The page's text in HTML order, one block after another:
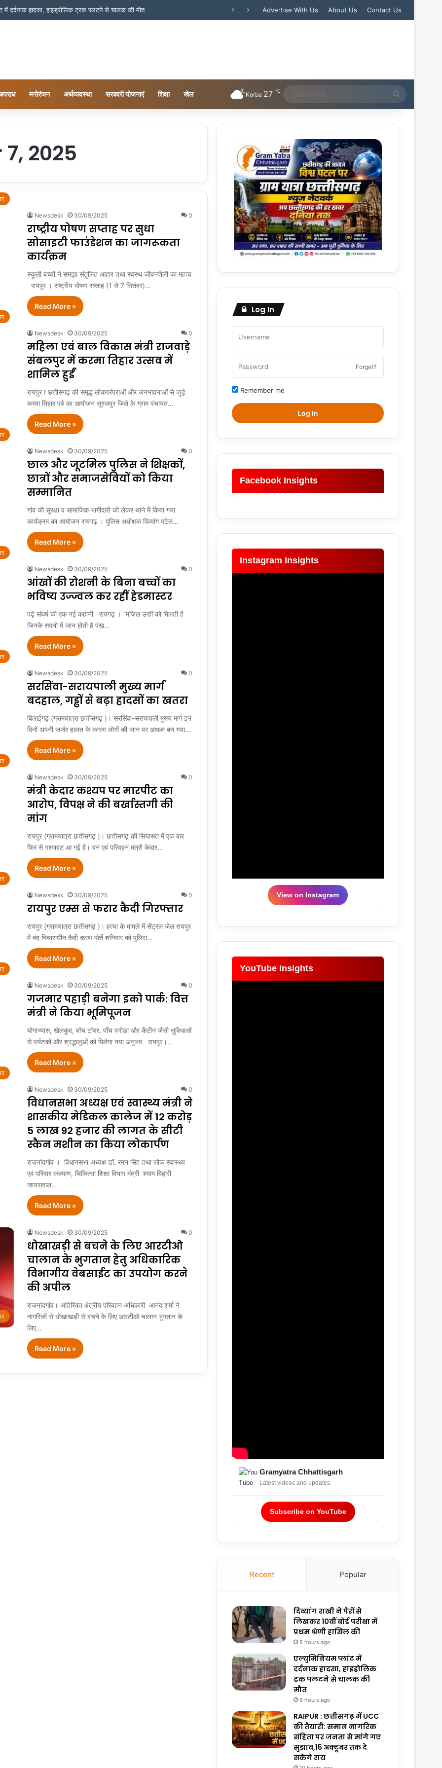
में दर्दनाक हादसा, हाइड्रोलिक ट्रक पलटने से चालक की मौत Advertise With Us About Us Contact Us
मनोरंजन अर्थव्यवस्था सरकारी योजनाएं शिक्षा खेल Korba 27 ℃
for
2025
Newsdesk 30/09/2025 0
राष्ट्रीय पोषण सप्ताह पर सुधा
सोसाइटी फाउंडेशन का जागरूकता
कार्यक्रम
स्कूली बच्चों ने समझा संतुलित आहार तथा स्वस्थ जीवनशैली का महत्व
रायपुर । राष्ट्रीय पोषण सप्ताह (1 से 7 सितंबर)…
Read More »
Newsdesk 30/09/2025 0
महिला एवं बाल विकास मंत्री राजवाड़े
संबलपुर में करमा तिहार उत्सव में
शामिल हुईं
रायपुर I छत्तीसगढ़ की समृद्ध लोकपरंपराओं और जनभावनाओं से जुड़े
करमा तिहार पर्व का आयोजन सूरजपुर जिले के ग्राम पंचायत…
Read More »
Newsdesk 30/09/2025 0
छाल और जूटमिल पुलिस ने शिक्षकों,
छात्रों और समाजसेवियों को किया
सम्मानित
गांव की सुरक्षा व सामाजिक भागीदारी को लेकर थाने में किया गया
कार्यक्रम का आयोजन रायगढ़ । पुलिस अधीक्षक दिव्यांग पटेल…
Read More »
Newsdesk 30/09/2025 0
आंखों की रोशनी के बिना बच्चों का
भविष्य उज्ज्वल कर रहीं हेडमास्टर
पढ़े संघर्ष की एक नई कहानी रायगढ़ । “मंजिल उन्हीं को मिलती है
जिनके सपनो में जान होती है पंख…
Read More »
Newsdesk 30/09/2025 0
सरसिंवा-सरायपाली मुख्य मार्ग
बदहाल, गड्ढों से बढ़ा हादसों का खतरा
बिलाईगढ़ (ग्रामयात्रा छत्तीसगढ़ )। सरसिंवा-सरायपाली मुख्य मार्ग इन
दिनों अपनी जर्जर हालत के कारण लोगों की जान पर आफत बन गया…
Read More »
Newsdesk 30/09/2025 0
मंत्री केदार कश्यप पर मारपीट का
आरोप, विपक्ष ने की बर्खास्तगी की
मांग
रायपुर (ग्रामयात्रा छत्तीसगढ़ )। छत्तीसगढ़ की सियासत में एक बार
फिर से गरमाहट आ गई है। वन एवं परिवहन मंत्री केदार…
Read More »
Newsdesk 30/09/2025 0
रायपुर एम्स से फरार कैदी गिरफ्तार
रायपुर (ग्रामयात्रा छत्तीसगढ़ )। हत्या के मामले में सेंट्रल जेल रायपुर
में बंद विचाराधीन कैदी करण पोर्ते शनिवार को पुलिस…
Read More »
Newsdesk 30/09/2025 0
गजमार पहाड़ी बनेगा इको पार्क: वित्त
मंत्री ने किया भूमिपूजन
योगाभ्यास, खेलकूद, वॉच टॉवर, पाँच पगोड़ा और कैंटीन जैसी सुविधाओं
से पर्यटकों और श्रद्धालुओं को मिलेगा नया अनुभव रायपुर।…
Read More »
Newsdesk 30/09/2025 0
विधानसभा अध्यक्ष एवं स्वास्थ्य मंत्री ने
शासकीय मेडिकल कालेज में 12 करोड़
5 लाख 92 हजार की लागत के सीटी
स्कैन मशीन का किया लोकार्पण
राजनांदगांव । विधानसभा अध्यक्ष डॉ. रमन सिंह तथा लोक स्वास्थ्य
एवं परिवार कल्याण, चिकित्सा शिक्षा विभाग मंत्री श्याम बिहारी
जायसवाल…
Read More »
Newsdesk 30/09/2025 0
धोखाखड़ी से बचने के लिए आरटीओ
चालान के भुगतान हेतु अधिकारिक
विभागीय वेबसाईट का उपयोग करने
की अपील
राजनांदगांव। अतिरिक्त क्षेत्रीय परिवहन अधिकारी आनंद शर्मा ने
नागरिकों से धोखाखड़ी से बचने के लिए आरटीओ चालान भुगतान के
लिए…
Read More »
Log In
Forget?
Remember me
Log In
Facebook Insights
Instagram Insights
View on Instagram
YouTube Insights
Gramyatra Chhattisgarh
Latest videos and updates
Subscribe on YouTube
Recent Popular
दिव्यांग राखी ने पैरों से
लिखकर 10वीं बोर्ड परीक्षा में
प्रथम श्रेणी हासिल की
8 hours ago
एल्युमिनियम प्लांट में
दर्दनाक हादसा, हाइड्रोलिक
ट्रक पलटने से चालक की
मौत
8 hours ago
RAIPUR : छत्तीसगढ़ में UCC
की तैयारी: समान नागरिक
संहिता पर जनता से मांगे गए
सुझाव,15 अक्टूबर तक दे
सकेंगे राय